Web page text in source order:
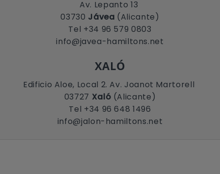
Av. Lepanto 13
03730 Jávea (Alicante)
Tel +34 96 579 0803
info@javea-hamiltons.net
XALÓ
Edificio Aloe, Local 2. Av. Joanot Martorell
03727 Xaló (Alicante)
Tel +34 96 648 1496
info@jalon-hamiltons.net